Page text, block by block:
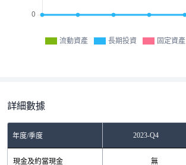
流動資產 長期投資 固定資產
詳細數據
年度/季度2023-Q2 2023-Q4
現金及約當現金
無 無